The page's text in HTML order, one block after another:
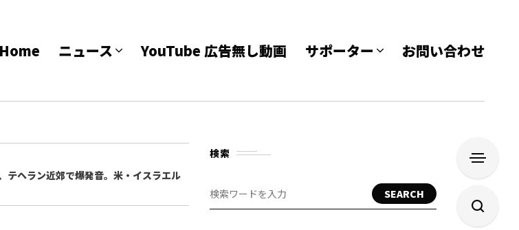
Home ニュース YouTube 広告無し動画 サポーター お問い合わせ
テヘラン近郊で爆発音。米・イスラエル
検索
SEARCH